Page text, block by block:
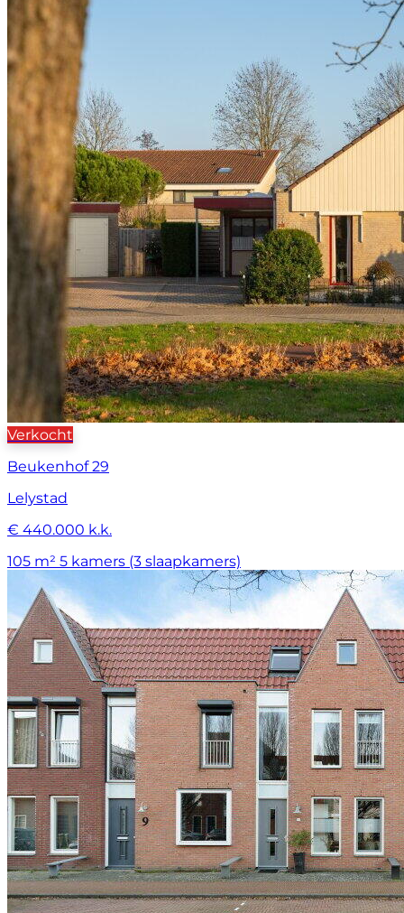
Verkocht
Beukenhof 29
Lelystad
€ 440.000 k.k.
105 m² 5 kamers (3 slaapkamers)